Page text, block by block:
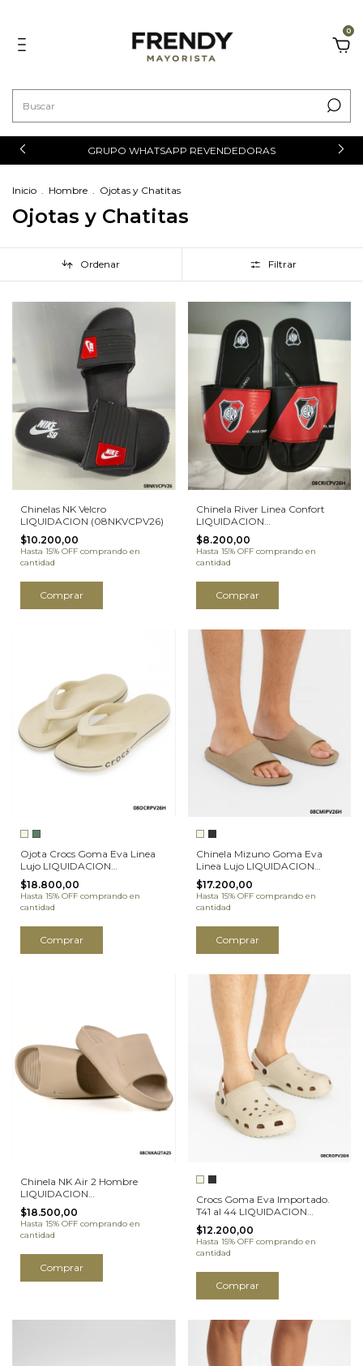
0
GRUPO WHATSAPP REVENDEDORAS
Inicio . Hombre . Ojotas y Chatitas
Ojotas y Chatitas
Ordenar Filtrar
Chinelas NK Velcro
LIQUIDACION (08NKVCPV26)
$10.200,00
Hasta 15% OFF comprando en
cantidad
Comprar
Chinela River Linea Confort
LIQUIDACION
(08CRICPV26H)
$8.200,00
Hasta 15% OFF comprando en
cantidad
Comprar
Ojota Crocs Goma Eva Linea
Lujo LIQUIDACION
(08OCRPV26H)
$18.800,00
Hasta 15% OFF comprando en
cantidad
Comprar
Chinela Mizuno Goma Eva
Linea Lujo LIQUIDACION
(08CMIPV26H)
$17.200,00
Hasta 15% OFF comprando en
cantidad
Comprar
Chinela NK Air 2 Hombre
LIQUIDACION
(08CNKAI2TA25H)
$18.500,00
Hasta 15% OFF comprando en
cantidad
Comprar
Crocs Goma Eva Importado.
T41 al 44 LIQUIDACION
(08CRPV26H)
$12.200,00
Hasta 15% OFF comprando en
cantidad
Comprar